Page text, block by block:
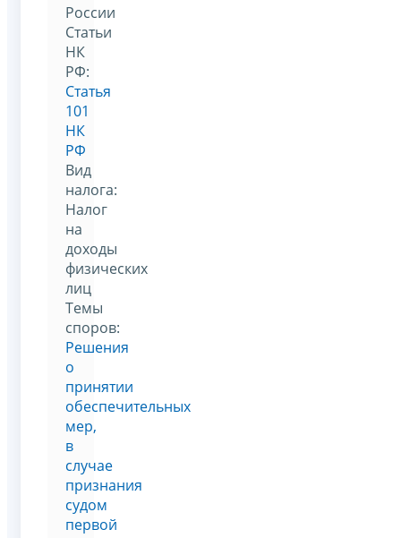
России
Статьи
НК
РФ:
Статья
101
НК
РФ
Вид
налога:
Налог
на
доходы
физических
лиц
Темы
споров:
Решения
о
принятии
обеспечительных
мер,
в
случае
признания
судом
первой